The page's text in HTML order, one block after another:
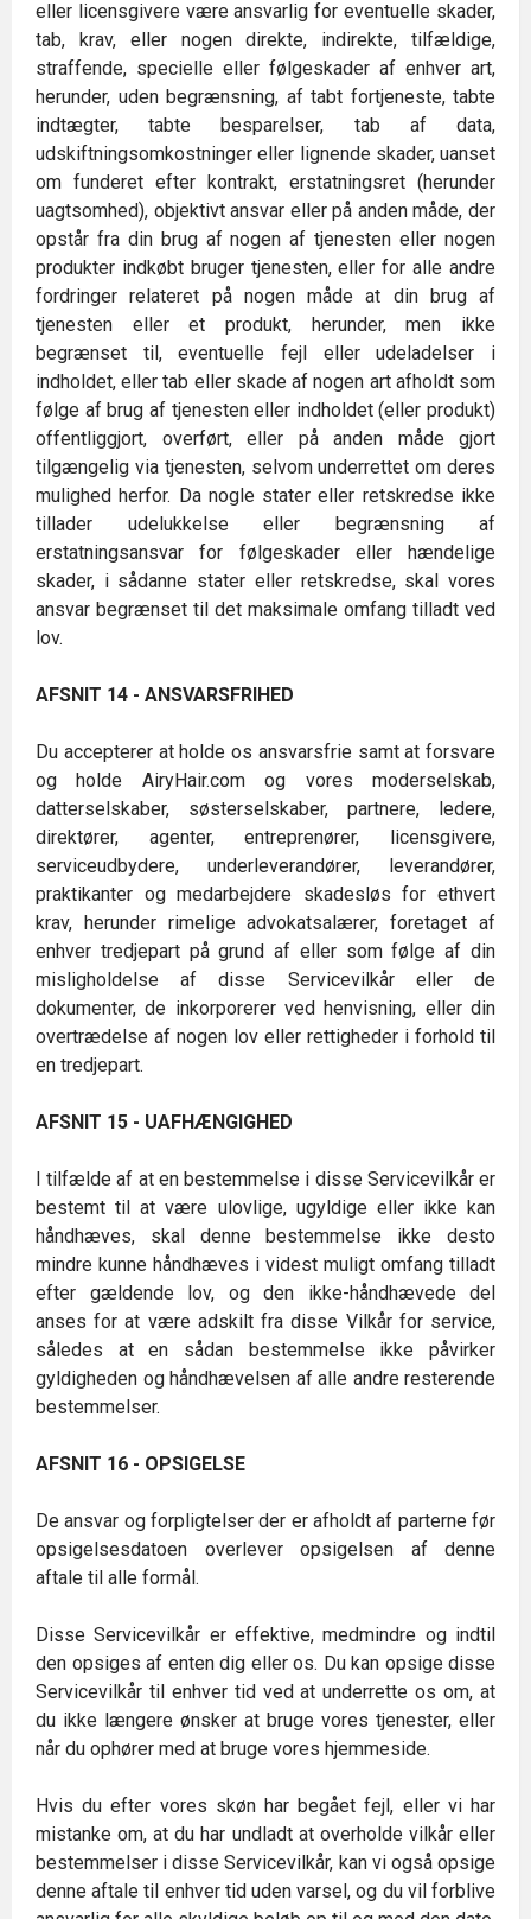
eller licensgivere være ansvarlig for eventuelle skader,
tab, krav, eller nogen direkte, indirekte, tilfældige,
straffende, specielle eller følgeskader af enhver art,
herunder, uden begrænsning, af tabt fortjeneste, tabte
indtægter, tabte besparelser, tab af data,
udskiftningsomkostninger eller lignende skader, uanset
om funderet efter kontrakt, erstatningsret (herunder
uagtsomhed), objektivt ansvar eller på anden måde, der
opstår fra din brug af nogen af tjenesten eller nogen
produkter indkøbt bruger tjenesten, eller for alle andre
fordringer relateret på nogen måde at din brug af
tjenesten eller et produkt, herunder, men ikke
begrænset til, eventuelle fejl eller udeladelser i
indholdet, eller tab eller skade af nogen art afholdt som
følge af brug af tjenesten eller indholdet (eller produkt)
offentliggjort, overført, eller på anden måde gjort
tilgængelig via tjenesten, selvom underrettet om deres
mulighed herfor. Da nogle stater eller retskredse ikke
tillader udelukkelse eller begrænsning af
erstatningsansvar for følgeskader eller hændelige
skader, i sådanne stater eller retskredse, skal vores
ansvar begrænset til det maksimale omfang tilladt ved
lov.
AFSNIT 14 - ANSVARSFRIHED
Du accepterer at holde os ansvarsfrie samt at forsvare
og holde AiryHair.com og vores moderselskab,
datterselskaber, søsterselskaber, partnere, ledere,
direktører, agenter, entreprenører, licensgivere,
serviceudbydere, underleverandører, leverandører,
praktikanter og medarbejdere skadesløs for ethvert
krav, herunder rimelige advokatsalærer, foretaget af
enhver tredjepart på grund af eller som følge af din
misligholdelse af disse Servicevilkår eller de
dokumenter, de inkorporerer ved henvisning, eller din
overtrædelse af nogen lov eller rettigheder i forhold til
en tredjepart.
AFSNIT 15 - UAFHÆNGIGHED
I tilfælde af at en bestemmelse i disse Servicevilkår er
bestemt til at være ulovlige, ugyldige eller ikke kan
håndhæves, skal denne bestemmelse ikke desto
mindre kunne håndhæves i videst muligt omfang tilladt
efter gældende lov, og den ikke-håndhævede del
anses for at være adskilt fra disse Vilkår for service,
således at en sådan bestemmelse ikke påvirker
gyldigheden og håndhævelsen af alle andre resterende
bestemmelser.
AFSNIT 16 - OPSIGELSE
De ansvar og forpligtelser der er afholdt af parterne før
opsigelsesdatoen overlever opsigelsen af denne
aftale til alle formål.
Disse Servicevilkår er effektive, medmindre og indtil
den opsiges af enten dig eller os. Du kan opsige disse
Servicevilkår til enhver tid ved at underrette os om, at
du ikke længere ønsker at bruge vores tjenester, eller
når du ophører med at bruge vores hjemmeside.
Hvis du efter vores skøn har begået fejl, eller vi har
mistanke om, at du har undladt at overholde vilkår eller
bestemmelser i disse Servicevilkår, kan vi også opsige
denne aftale til enhver tid uden varsel, og du vil forblive